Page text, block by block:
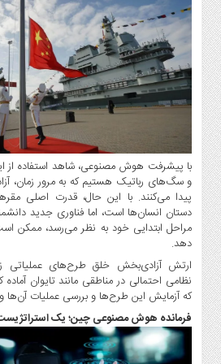
صنایع
غذایی
سیاسی
و
بین
الملل
روز
گوناگون
با پیشرفت هوش مصنوعی، شاهد استفاده از
و سگ‌های رباتیک هستیم که به مرور زمان،
پیدا می‌کنند. با این حال، قدرت اصلی
دستان انسان‌ها است، اما فناوری جدید
مراحل ابتدایی خود به نظر می‌رسد، ممکن
دهد.
ارتش آزادی‌بخش خلق طرح‌های عملیاتی
نظامی احتمالی در مناطقی مانند تایوان
که آزمایش این طرح‌ها و بررسی عملیات
فرمانده هوش مصنوعی چین؛ یک